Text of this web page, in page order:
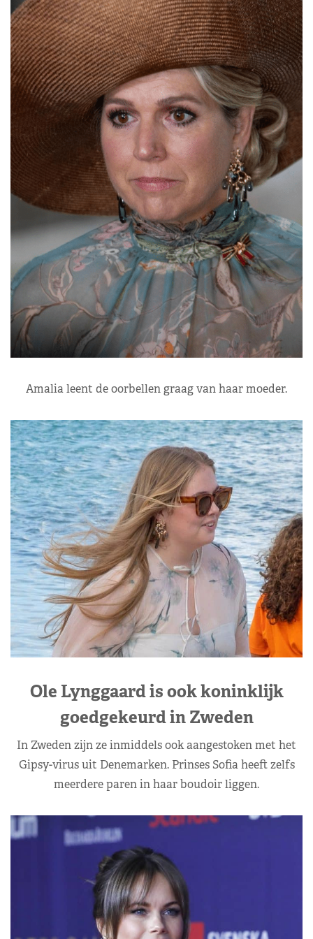
Amalia leent de oorbellen graag van haar moeder.
Ole Lynggaard is ook koninklijk
goedgekeurd in Zweden
In Zweden zijn ze inmiddels ook aangestoken met het
Gipsy-virus uit Denemarken. Prinses Sofia heeft zelfs
meerdere paren in haar boudoir liggen.